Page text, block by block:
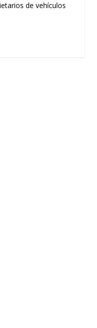
de vehículos